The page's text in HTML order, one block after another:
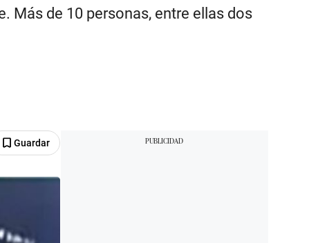
Más de 10 personas, entre ellas dos
Guardar